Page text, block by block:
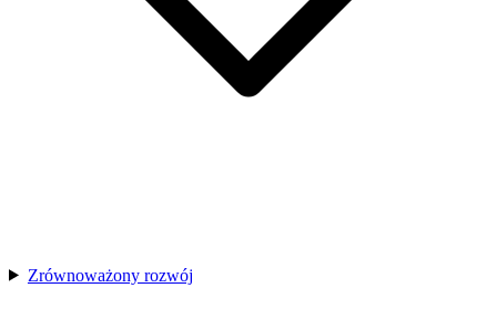
Zrównoważony rozwój